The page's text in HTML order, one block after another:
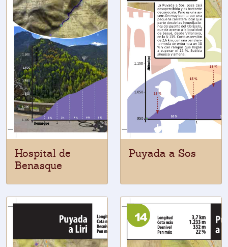
Hospital de
Benasque
Puyada a Sos